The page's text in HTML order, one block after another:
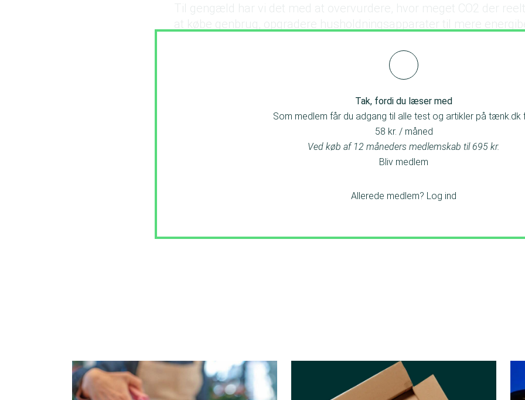
Til gengæld har vi det med at overvurdere, hvor meget CO2 der
at købe genbrug, opgradere husholdningsapparater til mere
Tak, fordi du læser med
Som medlem får du adgang til alle test og artikler på tænk.dk
58 kr. / måned
Ved køb af 12 måneders medlemskab til 695 kr.
Bliv medlem
Allerede medlem? Log ind